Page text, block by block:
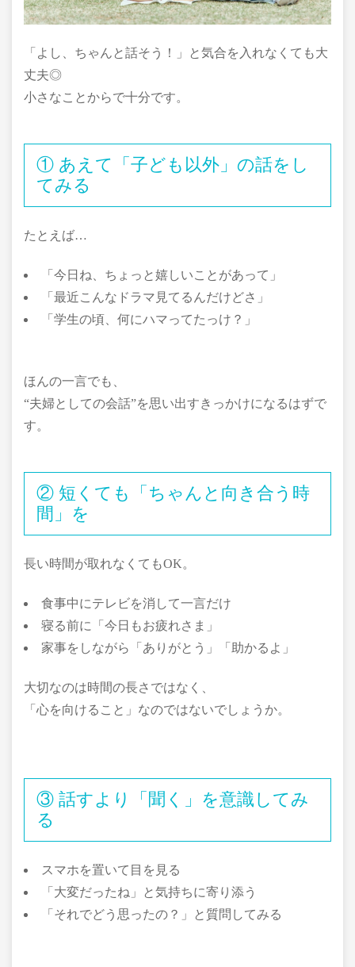
「よし、ちゃんと話そう！」と気合を入れなくても大
丈夫◎
小さなことからで十分です。
① あえて「子ども以外」の話をし
てみる
たとえば…
「今日ね、ちょっと嬉しいことがあって」
「最近こんなドラマ見てるんだけどさ」
「学生の頃、何にハマってたっけ？」
ほんの一言でも、
“夫婦としての会話”を思い出すきっかけになるはずで
す。
② 短くても「ちゃんと向き合う時
間」を
長い時間が取れなくてもOK。
食事中にテレビを消して一言だけ
寝る前に「今日もお疲れさま」
家事をしながら「ありがとう」「助かるよ」
大切なのは時間の長さではなく、
「心を向けること」なのではないでしょうか。
③ 話すより「聞く」を意識してみ
る
スマホを置いて目を見る
「大変だったね」と気持ちに寄り添う
「それでどう思ったの？」と質問してみる